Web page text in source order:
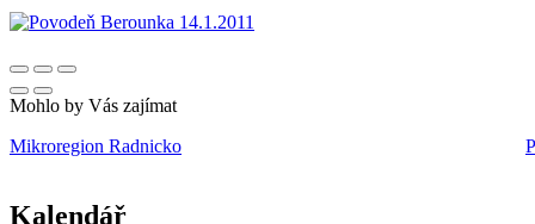
Mohlo by Vás zajímat
Mikroregion Radnicko
Kalendář